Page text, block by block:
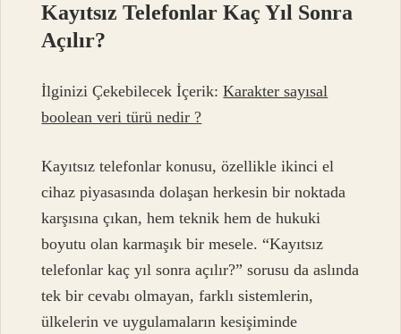
Kayıtsız Telefonlar Kaç Yıl Sonra
Açılır?
İlginizi Çekebilecek İçerik:Karakter sayısal
boolean veri türü nedir ?
Kayıtsız telefonlar konusu, özellikle ikinci el
cihaz piyasasında dolaşan herkesin bir noktada
karşısına çıkan, hem teknik hem de hukuki
boyutu olan karmaşık bir mesele. “Kayıtsız
telefonlar kaç yıl sonra açılır?” sorusu da aslında
tek bir cevabı olmayan, farklı sistemlerin,
ülkelerin ve uygulamaların kesişiminde